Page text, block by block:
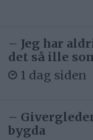
– Jeg har
det så ille
1 dag siden
–
bygda